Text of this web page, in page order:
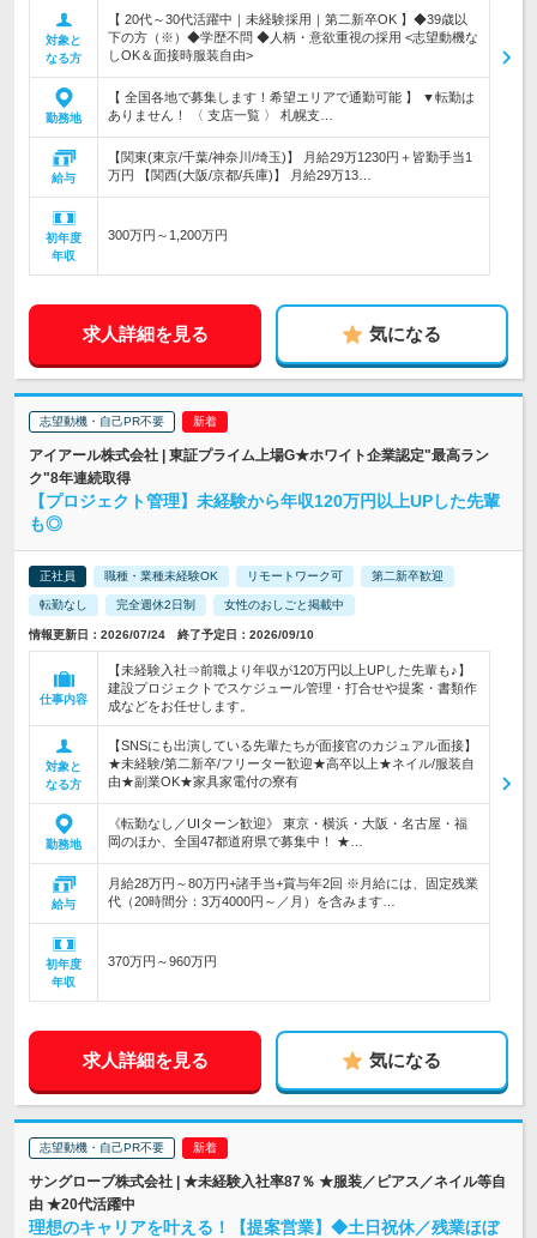
対象と
なる方
【 20代～30代活躍中｜未経験採用｜第二新卒OK 】◆39歳以
下の方（※）◆学歴不問 ◆人柄・意欲重視の採用 <志望動機な
しOK＆面接時服装自由>
勤務地
【 全国各地で募集します！希望エリアで通勤可能 】 ▼転勤は
ありません！ 〈 支店一覧 〉 札幌支…
給与
【関東(東京/千葉/神奈川/埼玉)】 月給29万1230円＋皆勤手当1
万円 【関西(大阪/京都/兵庫)】 月給29万13…
初年度
年収
300万円～1,200万円
求人詳細を見る 気になる
志望動機・自己PR不要
アイアール株式会社 | 東証プライム上場G★ホワイト企業認定"最高ラン
ク"8年連続取得
【プロジェクト管理】未経験から年収120万円以上UPした先輩
も◎
正社員 職種・業種未経験OK リモートワーク可 第二新卒歓迎
転勤なし 完全週休2日制 女性のおしごと掲載中
情報更新日：2026/07/24 終了予定日：2026/09/10
仕事内容
【未経験入社⇒前職より年収が120万円以上UPした先輩も♪】
建設プロジェクトでスケジュール管理・打合せや提案・書類作
成などをお任せします。
対象と
なる方
【SNSにも出演している先輩たちが面接官のカジュアル面接】
★未経験/第二新卒/フリーター歓迎★高卒以上★ネイル/服装自
由★副業OK★家具家電付の寮有
勤務地
《転勤なし／UIターン歓迎》 東京・横浜・大阪・名古屋・福
岡のほか、全国47都道府県で募集中！ ★…
給与
月給28万円～80万円+諸手当+賞与年2回 ※月給には、固定残業
代（20時間分：3万4000円～／月）を含みます…
初年度
年収
370万円～960万円
求人詳細を見る 気になる
志望動機・自己PR不要
サングローブ株式会社 | ★未経験入社率87％ ★服装／ピアス／ネイル等自
由 ★20代活躍中
理想のキャリアを叶える！【提案営業】◆土日祝休／残業ほぼ